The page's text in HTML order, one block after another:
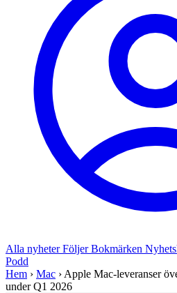
Alla nyheterFöljerBokmärken
Podd
Hem › Mac › Apple Mac-leveranser
under Q1 2026